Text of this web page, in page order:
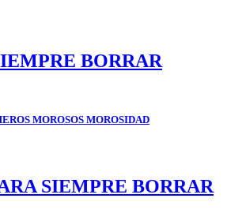
BORRAR
MOROSOS MOROSIDAD
SIEMPRE BORRAR